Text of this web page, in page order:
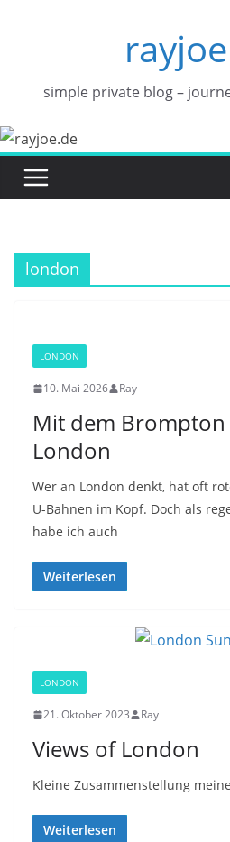
simple private blog –
london
LONDON
10. Mai 2026 Ray
Mit dem Brompton
London
Wer an London denkt, hat oft
U-Bahnen im Kopf. Doch als
habe ich auch
Weiterlesen
LONDON
21. Oktober 2023 Ray
Views of London
Kleine Zusammenstellung
Weiterlesen